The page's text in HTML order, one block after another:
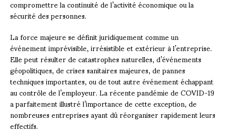
compromettre la continuité de l’activité économique ou la
sécurité des personnes.
La force majeure se définit juridiquement comme un
événement imprévisible, irrésistible et extérieur à l’entreprise.
Elle peut résulter de catastrophes naturelles, d’événements
géopolitiques, de crises sanitaires majeures, de pannes
techniques importantes, ou de tout autre événement échappant
au contrôle de l’employeur. La récente pandémie de COVID-19
a parfaitement illustré l’importance de cette exception, de
nombreuses entreprises ayant dû réorganiser rapidement leurs
effectifs.